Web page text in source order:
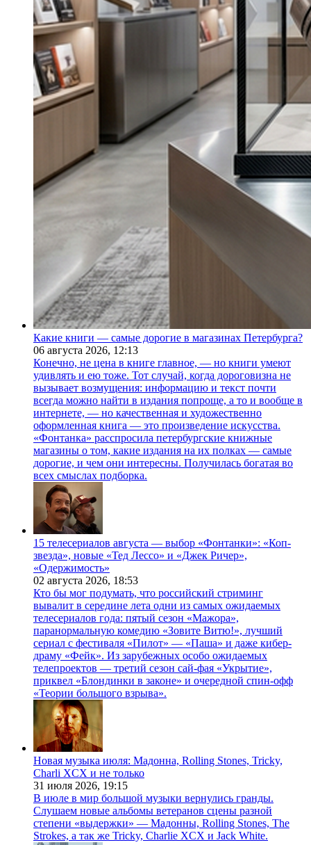
Какие книги — самые дорогие в магазинах Петербурга?
06 августа 2026, 12:13
Конечно, не цена в книге главное, — но книги умеют
удивлять и ею тоже. Тот случай, когда дороговизна не
вызывает возмущения: информацию и текст почти
всегда можно найти в издания попроще, а то и вообще в
интернете, — но качественная и художественно
оформленная книга — это произведение искусства.
«Фонтанка» расспросила петербургские книжные
магазины о том, какие издания на их полках — самые
дорогие, и чем они интересны. Получилась богатая во
всех смыслах подборка.
15 телесериалов августа — выбор «Фонтанки»: «Коп-
звезда», новые «Тед Лессо» и «Джек Ричер»,
«Одержимость»
02 августа 2026, 18:53
Кто бы мог подумать, что российский стриминг
вывалит в середине лета одни из самых ожидаемых
телесериалов года: пятый сезон «Мажора»,
паранормальную комедию «Зовите Витю!», лучший
сериал с фестиваля «Пилот» — «Паша» и даже кибер-
драму «Фейк». Из зарубежных особо ожидаемых
телепроектов — третий сезон сай-фая «Укрытие»,
приквел «Блондинки в законе» и очередной спин-офф
«Теории большого взрыва».
Новая музыка июля: Мадонна, Rolling Stones, Tricky,
Charli XCX и не только
31 июля 2026, 19:15
В июле в мир большой музыки вернулись гранды.
Слушаем новые альбомы ветеранов сцены разной
степени «выдержки» — Мадонны, Rolling Stones, The
Strokes, а так же Tricky, Charlie XCX и Jack White.